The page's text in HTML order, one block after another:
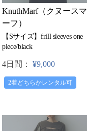
KnuthMarf（クヌースマ
ーフ）
【Sサイズ】frill sleeves one
piece/black
4日間： ¥9,000
2着どちらかレンタル可